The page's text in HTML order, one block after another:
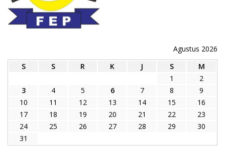
Agustus 2026
S
S R K J S
M
1
2
3
4 5 6 7 8
9
10
11 12 13 14 15
16
17
18 19 20 21 22
23
24
25 26 27 28 29
30
31